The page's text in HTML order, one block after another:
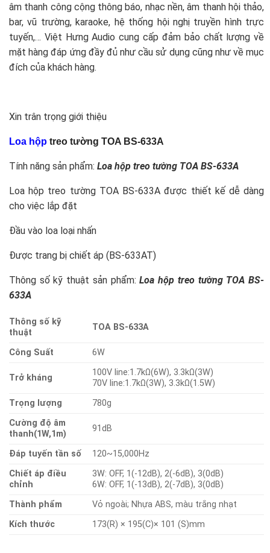
âm thanh công cộng thông báo, nhạc nền, âm thanh hội thảo,
bar, vũ trường, karaoke, hệ thống hội nghị truyền hình trực
tuyến,… Việt Hưng Audio cung cấp đảm bảo chất lượng về
mặt hàng đáp ứng đầy đủ như cầu sử dụng cũng như về mục
đích của khách hàng.
Xin trân trọng giới thiệu
Loa hộp treo tường TOA BS-633A
Tính năng sản phẩm: Loa hộp treo tường TOA BS-633A
Loa hộp treo tường TOA BS-633A được thiết kế dễ dàng
cho việc lắp đặt
Đầu vào loa loại nhấn
Được trang bị chiết áp (BS-633AT)
Thông số kỹ thuật sản phẩm: Loa hộp treo tường TOA BS-
633A
Thông số kỹ
thuật
TOA BS-633A
Công Suất 6W
Trở kháng
100V line:1.7kΩ(6W), 3.3kΩ(3W)
70V line:1.7kΩ(3W), 3.3kΩ(1.5W)
Trọng lượng
780g
Cường độ âm
thanh(1W,1m)
91dB
Đáp tuyến tần số
120~15,000Hz
Chiết áp điều
chỉnh
3W: OFF, 1(-12dB), 2(-6dB), 3(0dB)
6W: OFF, 1(-13dB), 2(-7dB), 3(0dB)
Thành phẩm
Vỏ ngoài; Nhựa ABS, màu trắng nhạt
Kích thước
173(R) × 195(C)× 101 (S)mm